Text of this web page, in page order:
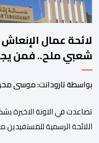
لائحة عمال
شعبي ملح.. فمن
بواسطة تارودانت: موسى
تصاعدت في الاونة الاخيرة
اللائحة الرسمية